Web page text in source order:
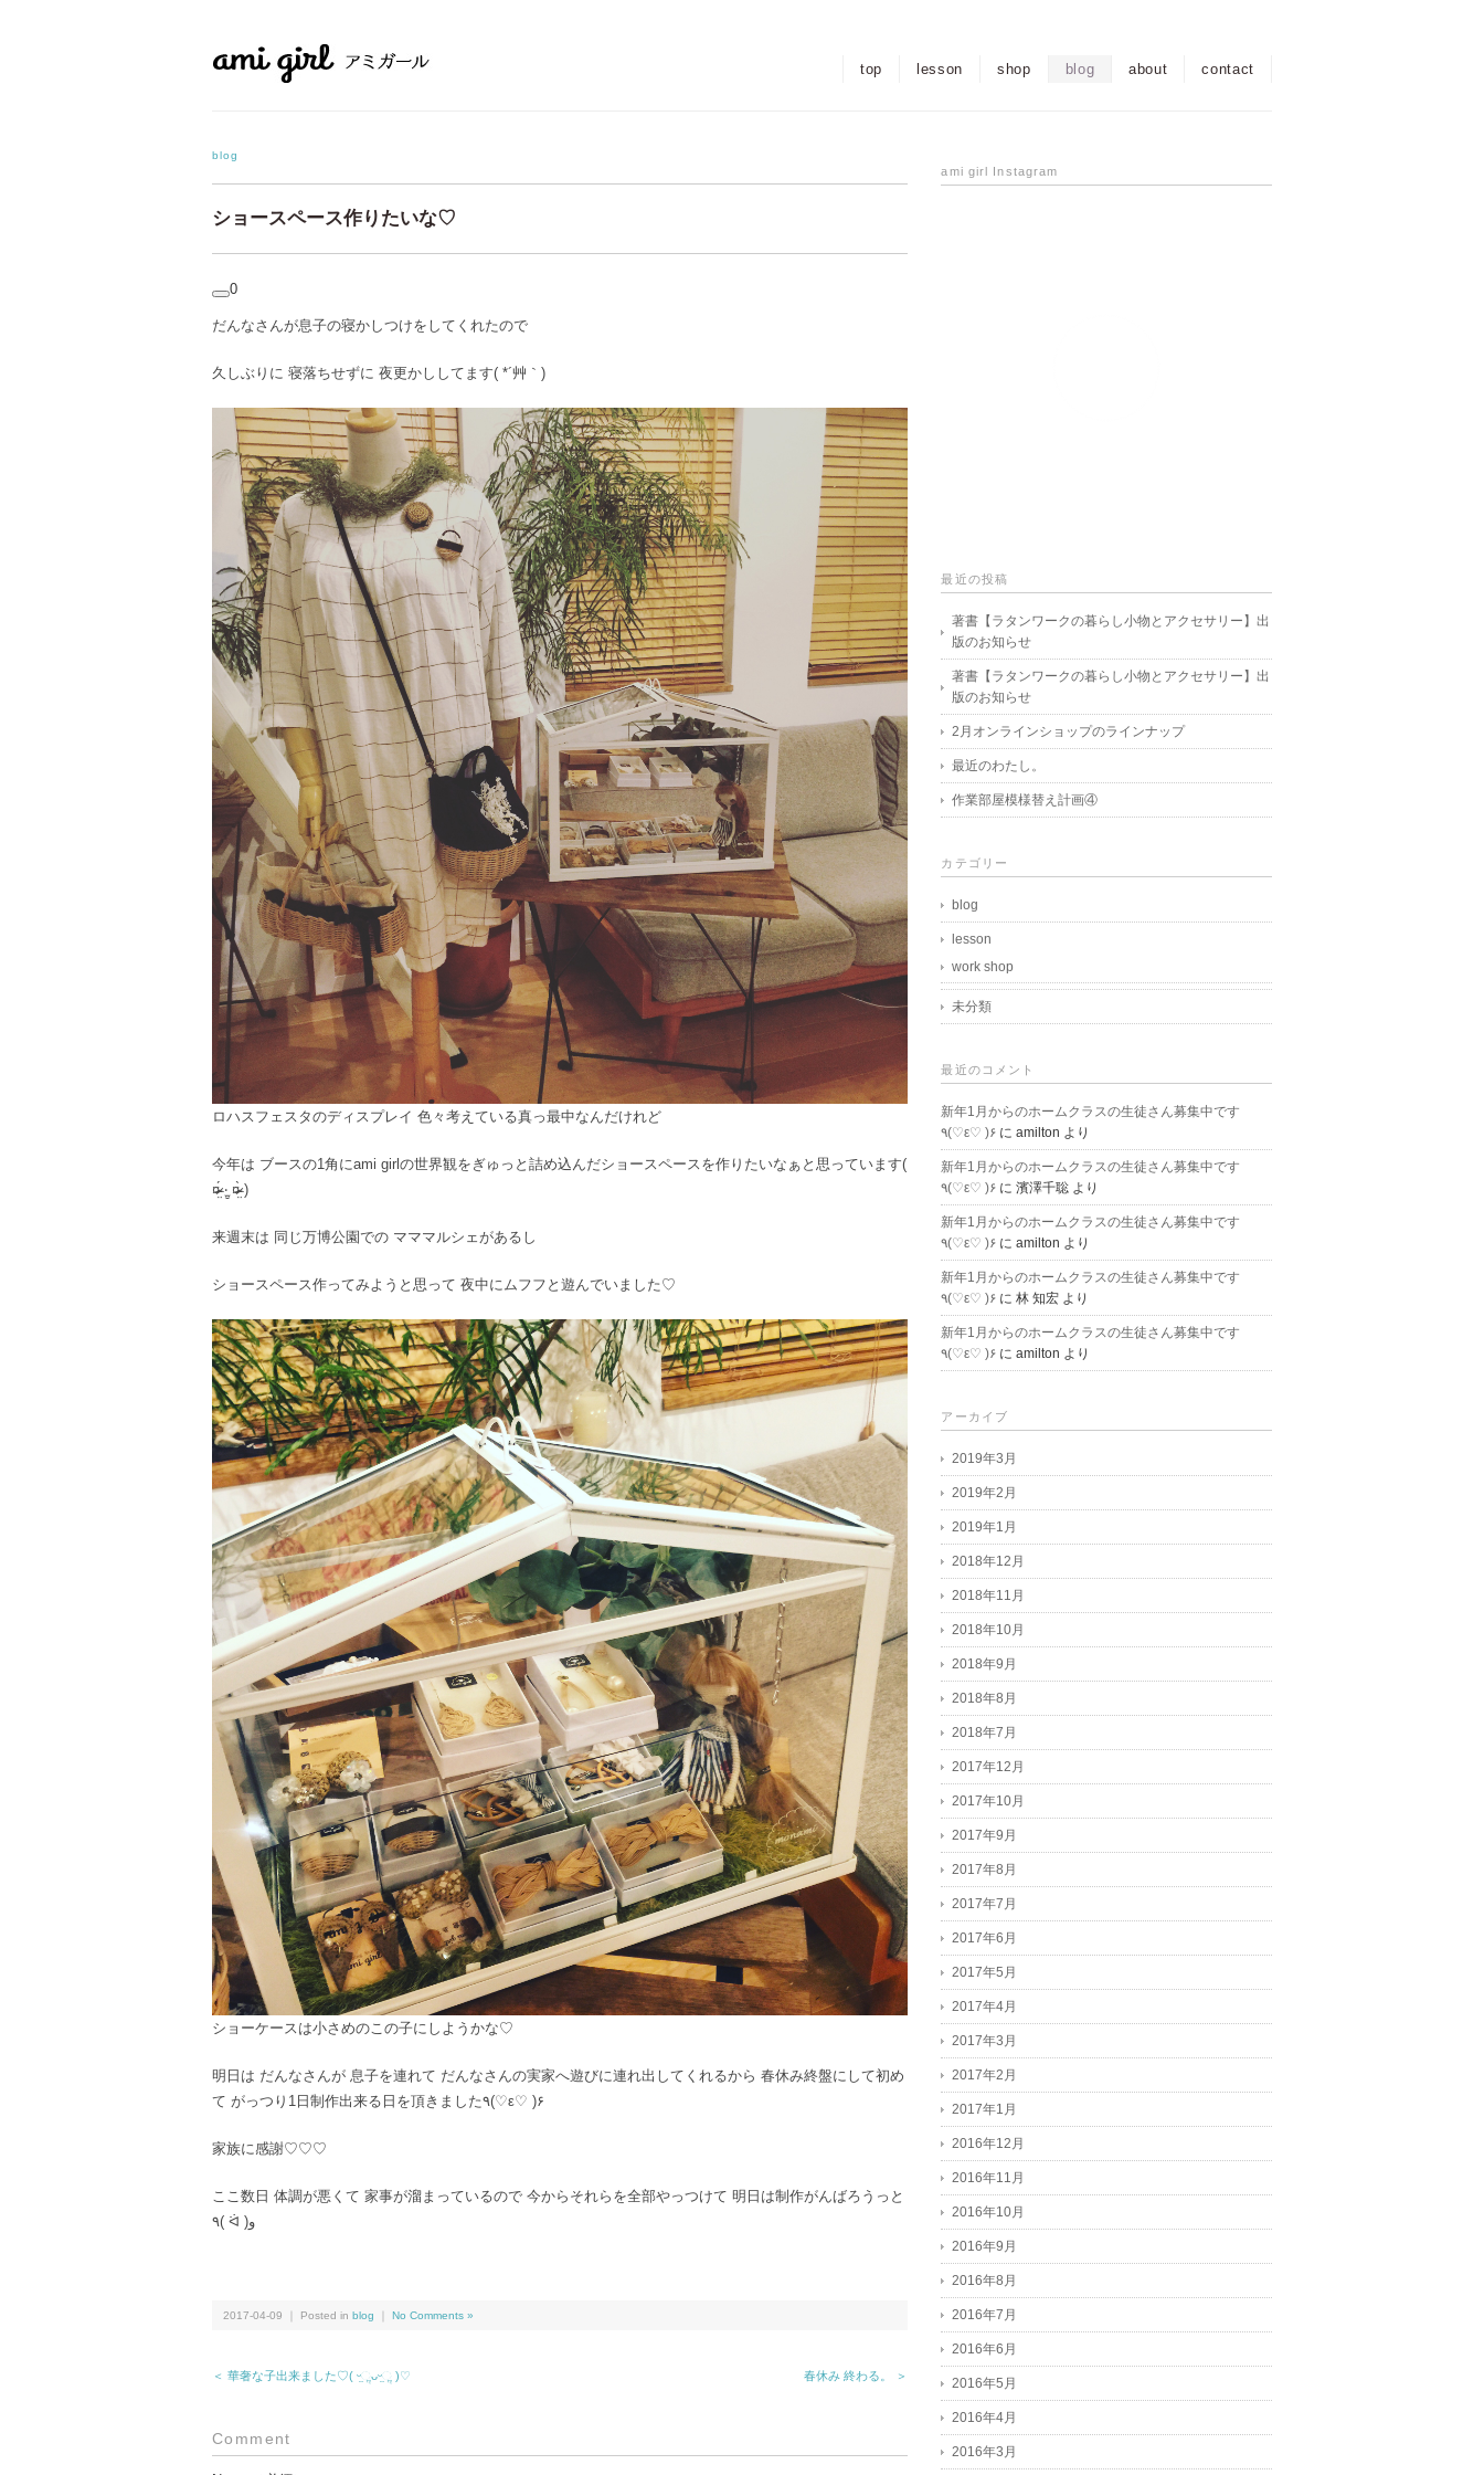
top lesson shop blog about contact
blog
ショースペース作りたいな♡
0
だんなさんが息子の寝かしつけをしてくれたので
久しぶりに 寝落ちせずに 夜更かししてます( *´艸｀)
ロハスフェスタのディスプレイ 色々考えている真っ最中なんだけれど
今年は ブースの1角にami girlの世界観をぎゅっと詰め込んだショースペースを作りたいなぁと思っています(
¤̴̶̷̤́ ‧̫̮ ¤̴̶̷̤̀ )
来週末は 同じ万博公園での マママルシェがあるし
ショースペース作ってみようと思って 夜中にムフフと遊んでいました♡
ショーケースは小さめのこの子にしようかな♡
明日は だんなさんが 息子を連れて だんなさんの実家へ遊びに連れ出してくれるから 春休み終盤にして初め
て がっつり1日制作出来る日を頂きました٩(♡ε♡ )۶
家族に感謝♡♡♡
ここ数日 体調が悪くて 家事が溜まっているので 今からそれらを全部やっつけて 明日は制作がんばろうっと
٩( ᐛ )و
2017-04-09 ｜ Posted in blog No Comments »
＜ 華奢な子出来ました♡( ᵕ̤ૢᴗᵕ̤ૢ )♡ 春休み 終わる。 ＞
Comment
ami girl Instagram
最近の投稿
著書【ラタンワークの暮らし小物とアクセサリー】出
版のお知らせ
著書【ラタンワークの暮らし小物とアクセサリー】出
版のお知らせ
2月オンラインショップのラインナップ
最近のわたし。
作業部屋模様替え計画④
カテゴリー
blog
lesson
work shop
未分類
最近のコメント
新年1月からのホームクラスの生徒さん募集中です
٩(♡ε♡ )۶ にamilton より
新年1月からのホームクラスの生徒さん募集中です
٩(♡ε♡ )۶ に濱澤千聡 より
新年1月からのホームクラスの生徒さん募集中です
٩(♡ε♡ )۶ にamilton より
新年1月からのホームクラスの生徒さん募集中です
٩(♡ε♡ )۶ に林 知宏 より
新年1月からのホームクラスの生徒さん募集中です
٩(♡ε♡ )۶ にamilton より
アーカイブ
2019年3月
2019年2月
2019年1月
2018年12月
2018年11月
2018年10月
2018年9月
2018年8月
2018年7月
2017年12月
2017年10月
2017年9月
2017年8月
2017年7月
2017年6月
2017年5月
2017年4月
2017年3月
2017年2月
2017年1月
2016年12月
2016年11月
2016年10月
2016年9月
2016年8月
2016年7月
2016年6月
2016年5月
2016年4月
2016年3月